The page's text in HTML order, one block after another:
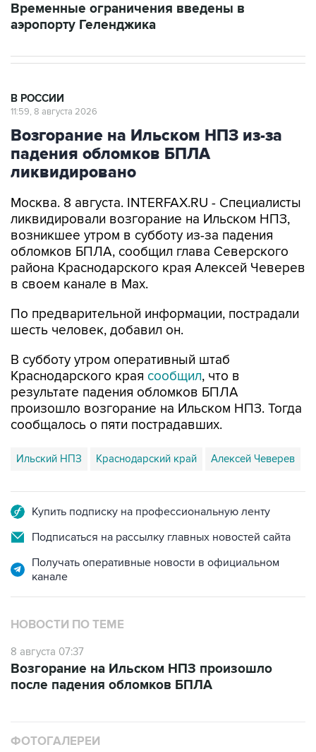
Временные ограничения введены в
аэропорту Геленджика
В РОССИИ
11:59, 8 августа 2026
Возгорание на Ильском НПЗ из-за
падения обломков БПЛА
ликвидировано
Москва. 8 августа. INTERFAX.RU - Специалисты
ликвидировали возгорание на Ильском НПЗ,
возникшее утром в субботу из-за падения
обломков БПЛА, сообщил глава Северского
района Краснодарского края Алексей Чеверев
в своем канале в Max.
По предварительной информации, пострадали
шесть человек, добавил он.
В субботу утром оперативный штаб
Краснодарского края сообщил, что в
результате падения обломков БПЛА
произошло возгорание на Ильском НПЗ. Тогда
сообщалось о пяти пострадавших.
Ильский НПЗ Краснодарский край Алексей Чеверев
Купить подписку на профессиональную ленту
Подписаться на рассылку главных новостей сайта
Получать оперативные новости в официальном
канале
НОВОСТИ ПО ТЕМЕ
8 августа 07:37
Возгорание на Ильском НПЗ произошло
после падения обломков БПЛА
ФОТОГАЛЕРЕИ